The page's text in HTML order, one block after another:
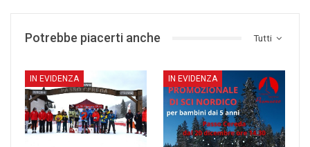
Tutti
Potrebbe piacerti anche
IN EVIDENZA IN EVIDENZA